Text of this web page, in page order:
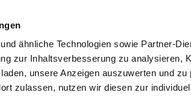
ähnliche Technologien sowie Partner-
zur Inhaltsverbesserung zu analysieren,
unsere Anzeigen auszuwerten und
zulassen, nutzen wir diesen zur
Deutschland
Freiwilligendienst